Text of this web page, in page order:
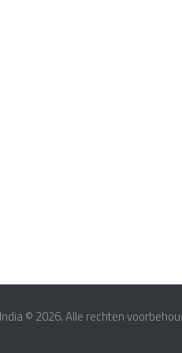
© 2026. Alle rechten